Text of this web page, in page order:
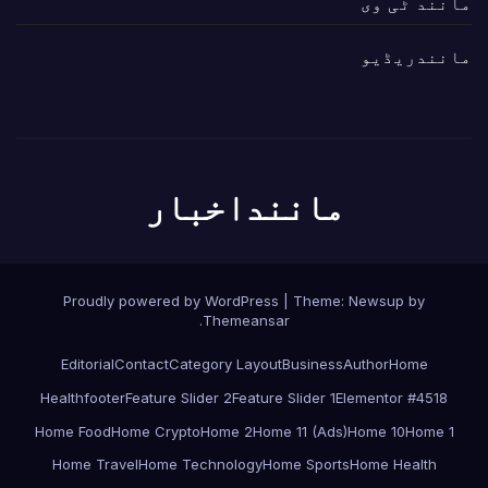
مانندریڈیو
ماننداخبار
Proudly powered by WordPress Theme: Newsup by
Themeansar
.
Home
Author
Business
Category Layout
Contact
Editorial
Elementor #4518
Feature Slider 1
Feature Slider 2
footer
Health
Home 1
Home 10
Home 11 (Ads)
Home 2
Home Crypto
Home Food
Home Health
Home Sports
Home Technology
Home Travel